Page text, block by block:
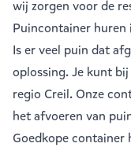
wij zorgen voor de
Puincontainer huren
Is er veel puin dat
oplossing. Je kunt bij
regio Creil. Onze
het afvoeren van
Goedkope container